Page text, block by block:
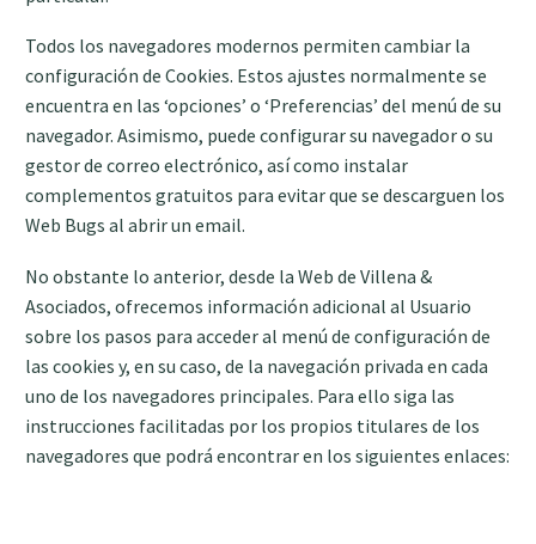
Todos los navegadores modernos permiten cambiar la
configuración de Cookies. Estos ajustes normalmente se
encuentra en las ‘opciones’ o ‘Preferencias’ del menú de su
navegador. Asimismo, puede configurar su navegador o su
gestor de correo electrónico, así como instalar
complementos gratuitos para evitar que se descarguen los
Web Bugs al abrir un email.
No obstante lo anterior, desde la Web de Villena &
Asociados, ofrecemos información adicional al Usuario
sobre los pasos para acceder al menú de configuración de
las cookies y, en su caso, de la navegación privada en cada
uno de los navegadores principales. Para ello siga las
instrucciones facilitadas por los propios titulares de los
navegadores que podrá encontrar en los siguientes enlaces: